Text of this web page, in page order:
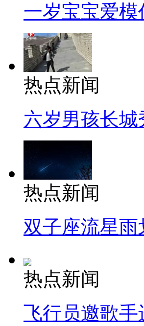
一岁宝宝爱
热点新闻
六岁男孩长
热点新闻
双子座流星雨
热点新闻
飞行员邀歌